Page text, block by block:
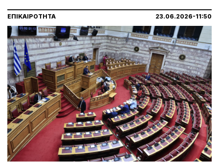
ΕΠΙΚΑΙΡΟΤΗΤΑ 23.06.2026-11:50